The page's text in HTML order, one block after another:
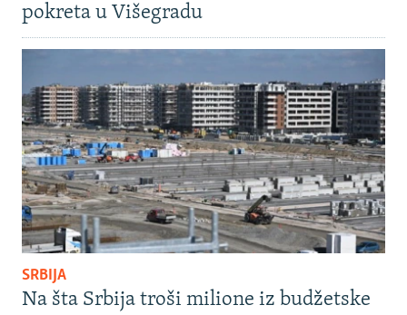
pokreta u Višegradu
SRBIJA
Na šta Srbija troši milione iz budžetske